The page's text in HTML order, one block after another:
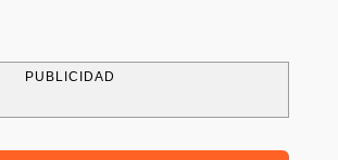
PUBLICIDAD